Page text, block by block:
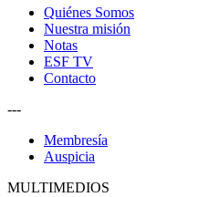
Quiénes Somos
Nuestra misión
Notas
ESF TV
Contacto
---
Membresía
Auspicia
MULTIMEDIOS